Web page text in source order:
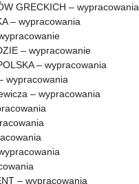
GRECKICH – wypracowania
– wypracowania
– wypracowanie
– wypracowania
wypracowania
– wypracowania
– wypracowania